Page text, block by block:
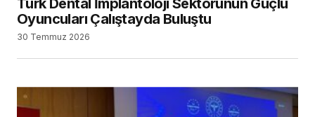
Türk Dental İmplantoloji Sektörünün Güçlü
Oyuncuları Çalıştayda Buluştu
30 Temmuz 2026